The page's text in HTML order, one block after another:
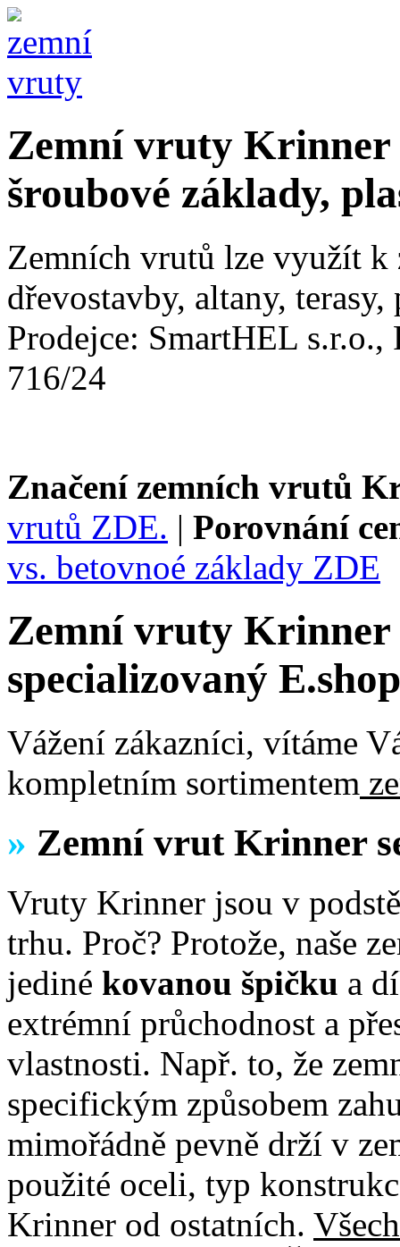
Zemní vruty Krinner
šroubové základy,
Zemních vrutů lze využít k
dřevostavby, altany,
Prodejce: SmartHEL s.r.o.,
716/24
Značení zemních vrutů
vrutů ZDE. | Porovnání
vs. betovnoé základy ZDE
Zemní vruty Krinner
specializovaný
Vážení zákazníci, vítáme
kompletním sortimentem
» Zemní vrut Krinner
Vruty Krinner jsou v
trhu. Proč? Protože, naše
jediné kovanou špičku a
extrémní průchodnost a
vlastnosti. Např. to, že
specifickým způsobem
mimořádně pevně drží v
použité oceli, typ
Krinner od ostatních.